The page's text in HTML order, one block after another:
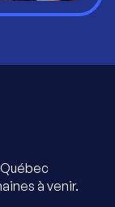
à venir.